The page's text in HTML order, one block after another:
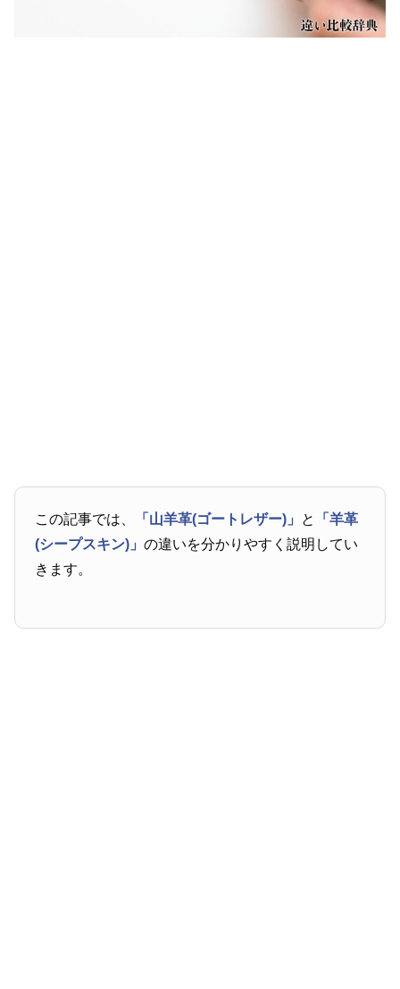
この記事では、 「山羊革(ゴートレザー)」 と
「羊革
(シープスキン)」の違いを分かりやすく説明してい
きます。